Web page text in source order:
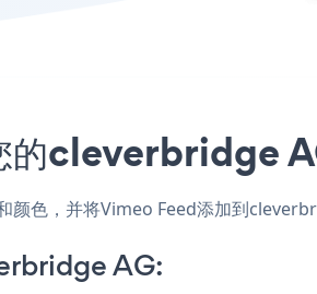
cleverbridge
色，并将Vimeo Feed添加到
AG: